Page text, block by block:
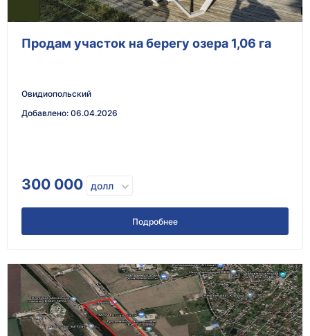
Продам участок на берегу озера 1,06 га
Овидиопольский
Добавлено: 06.04.2026
300 000 долл
Подробнее